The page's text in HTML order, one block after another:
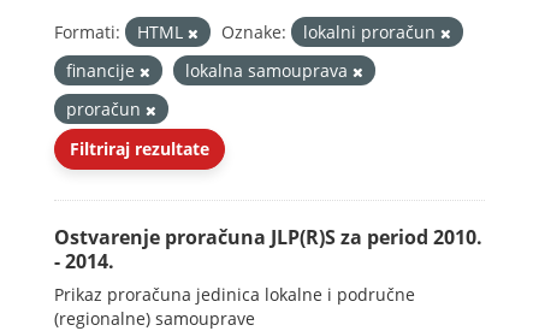
Formati: HTML Oznake:
lokalni proračun
financije
lokalna samouprava
proračun
Filtriraj rezultate
Ostvarenje proračuna JLP(R)S za period 2010.
- 2014.
Prikaz proračuna jedinica lokalne i područne
(regionalne) samouprave